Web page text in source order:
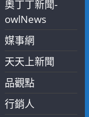
奧丁丁新聞-
owlNews
媒事網
天天上新聞
品觀點
行銷人